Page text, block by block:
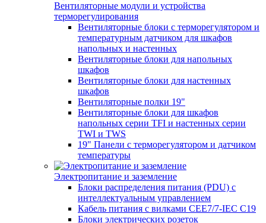
Вентиляторные модули и устройства
терморегулирования
Вентиляторные блоки с терморегулятором и
температурным датчиком для шкафов
напольных и настенных
Вентиляторные блоки для напольных
шкафов
Вентиляторные блоки для настенных
шкафов
Вентиляторные полки 19"
Вентиляторные блоки для шкафов
напольных серии TFI и настенных серии
TWI и TWS
19" Панели с терморегулятором и датчиком
температуры
Электропитание и заземление
Блоки распределения питания (PDU) с
интеллектуальным управлением
Кабель питания с вилками CEE7/7-IEC C19
Блоки электрических розеток